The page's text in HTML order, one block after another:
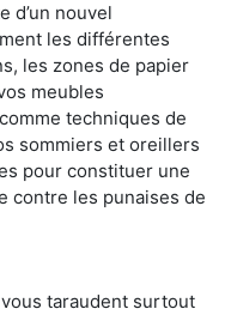
d’un nouvel
les différentes
les zones de papier
meubles
techniques de
sommiers et oreillers
pour constituer une
contre les punaises de
taraudent surtout